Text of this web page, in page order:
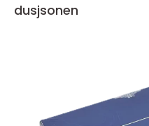
dusjsonen